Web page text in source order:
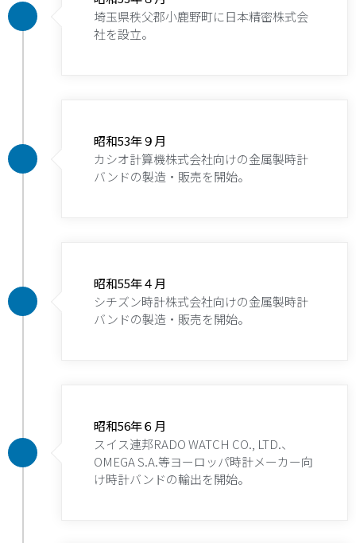
埼玉県秩父郡小鹿野町に日本精密株式会
社を設立。
昭和53年９月
カシオ計算機株式会社向けの金属製時計
バンドの製造・販売を開始。
昭和55年４月
シチズン時計株式会社向けの金属製時計
バンドの製造・販売を開始。
昭和56年６月
スイス連邦RADO WATCH CO., LTD.、
OMEGA S.A.等ヨーロッパ時計メーカー向
け時計バンドの輸出を開始。